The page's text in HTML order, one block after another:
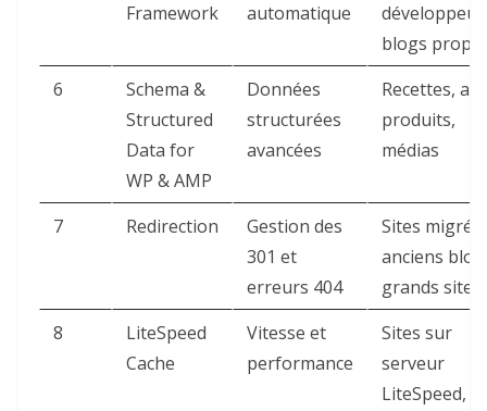
Framework
automatique
blogs
6
Schema &
Structured
Data for
WP & AMP
Données
structurées
avancées
Recettes,
produits,
médias
7 Redirection
Gestion des
301 et
erreurs 404
Sites migrés,
anciens
grands sites
8
LiteSpeed
Cache
Vitesse et
performance
Sites sur
serveur
LiteSpeed,